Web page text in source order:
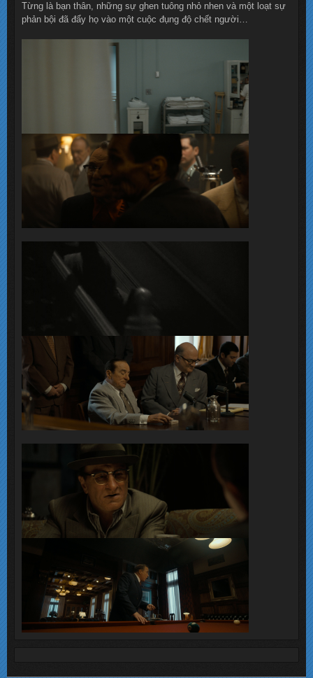
Từng là bạn thân, những sự ghen tuông nhỏ nhen và một loạt sự
phản bội đã đẩy họ vào một cuộc đụng độ chết người…